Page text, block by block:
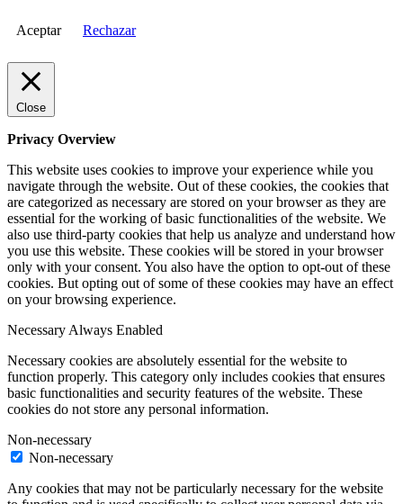
Aceptar Rechazar
Close
Privacy Overview
This website uses cookies to improve your experience while you
navigate through the website. Out of these cookies, the cookies that
are categorized as necessary are stored on your browser as they are
essential for the working of basic functionalities of the website. We
also use third-party cookies that help us analyze and understand how
you use this website. These cookies will be stored in your browser
only with your consent. You also have the option to opt-out of these
cookies. But opting out of some of these cookies may have an effect
on your browsing experience.
NecessaryAlways Enabled
Necessary cookies are absolutely essential for the website to
function properly. This category only includes cookies that ensures
basic functionalities and security features of the website. These
cookies do not store any personal information.
Non-necessary
Non-necessary
Any cookies that may not be particularly necessary for the website